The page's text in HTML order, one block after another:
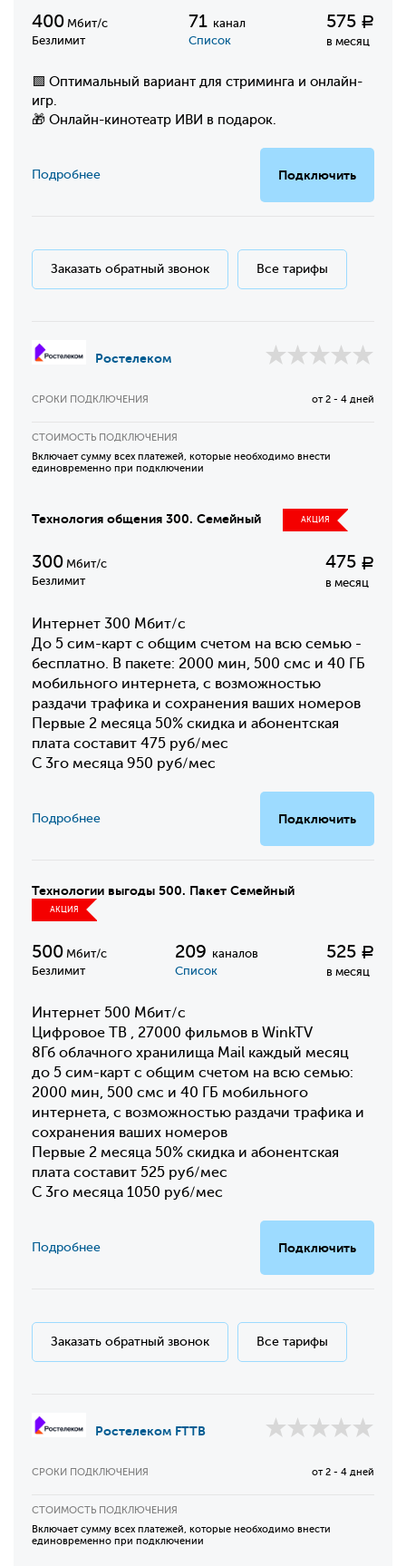
400 Мбит/с
Безлимит
71 канал
Список
575 Р
в месяц
🟩 Оптимальный вариант для стриминга и онлайн-
игр.
🎁 Онлайн-кинотеатр ИВИ в подарок.
Подключить
Подробнее
Заказать обратный звонок Все тарифы
Ростелеком
СРОКИ ПОДКЛЮЧЕНИЯ от 2 - 4 дней
СТОИМОСТЬ ПОДКЛЮЧЕНИЯ
Включает сумму всех платежей, которые необходимо внести
единовременно при подключении
Технология общения 300. Семейный АКЦИЯ
300 Мбит/с
Безлимит
475 Р
в месяц
Интернет 300 Мбит/с
До 5 сим-карт с общим счетом на всю семью -
бесплатно. В пакете: 2000 мин, 500 смс и 40 ГБ
мобильного интернета, с возможностью
раздачи трафика и сохранения ваших номеров
Первые 2 месяца 50% скидка и абонентская
плата составит 475 руб/мес
С 3го месяца 950 руб/мес
Подключить
Подробнее
Технологии выгоды 500. Пакет Семейный
АКЦИЯ
500 Мбит/с
Безлимит
209 каналов
Список
525 Р
в месяц
Интернет 500 Мбит/с
Цифровое ТВ , 27000 фильмов в WinkTV
8Гб облачного хранилища Mail каждый месяц
до 5 сим-карт с общим счетом на всю семью:
2000 мин, 500 смс и 40 ГБ мобильного
интернета, с возможностью раздачи трафика и
сохранения ваших номеров
Первые 2 месяца 50% скидка и абонентская
плата составит 525 руб/мес
С 3го месяца 1050 руб/мес
Подключить
Подробнее
Заказать обратный звонок Все тарифы
Ростелеком FTTB
СРОКИ ПОДКЛЮЧЕНИЯ от 2 - 4 дней
СТОИМОСТЬ ПОДКЛЮЧЕНИЯ
Включает сумму всех платежей, которые необходимо внести
единовременно при подключении